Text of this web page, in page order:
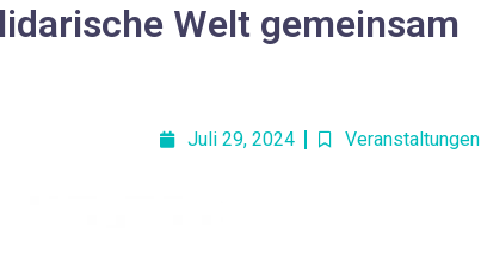
Welt gemeinsam
Juli 29, 2024 Veranstaltungen